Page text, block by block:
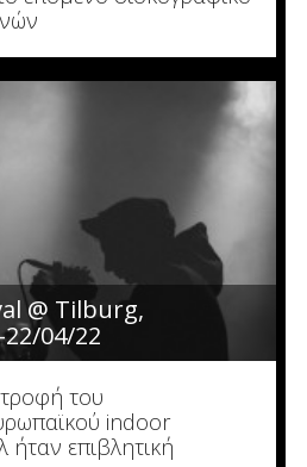
@ Tilburg,
04/22
του
indoor
ήταν επιβλητική